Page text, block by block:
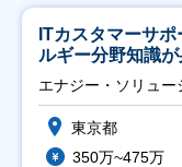
ITカスタマーサ
ルギー分野知識が
エナジー・ソリュー
東京都
350万~475万